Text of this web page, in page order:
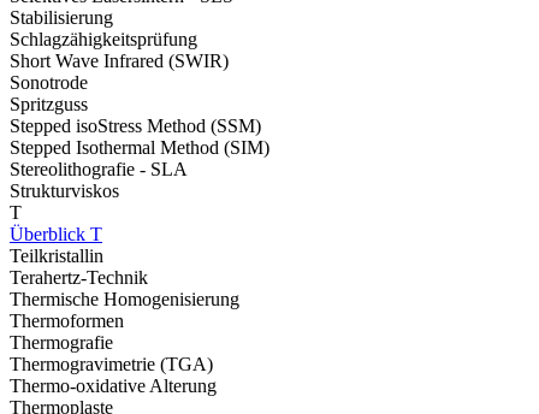
Stabilisierung
Schlagzähigkeitsprüfung
Short Wave Infrared (SWIR)
Sonotrode
Spritzguss
Stepped isoStress Method (SSM)
Stepped Isothermal Method (SIM)
Stereolithografie - SLA
Strukturviskos
T
Überblick T
Teilkristallin
Terahertz-Technik
Thermische Homogenisierung
Thermoformen
Thermografie
Thermogravimetrie (TGA)
Thermo-oxidative Alterung
Thermoplaste